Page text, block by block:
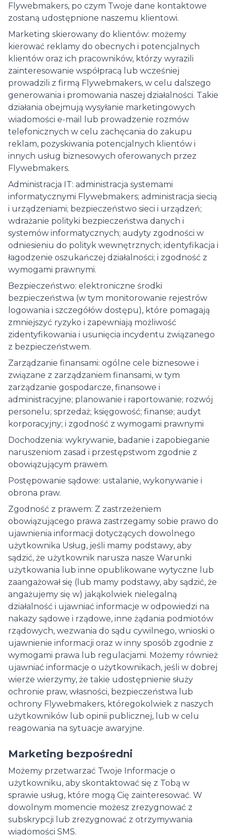
Flywebmakers, po czym Twoje dane kontaktowe
zostaną udostępnione naszemu klientowi.
Marketing skierowany do klientów: możemy
kierować reklamy do obecnych i potencjalnych
klientów oraz ich pracowników, którzy wyrazili
zainteresowanie współpracą lub wcześniej
prowadzili z firmą Flywebmakers, w celu dalszego
generowania i promowania naszej działalności. Takie
działania obejmują wysyłanie marketingowych
wiadomości e-mail lub prowadzenie rozmów
telefonicznych w celu zachęcania do zakupu
reklam, pozyskiwania potencjalnych klientów i
innych usług biznesowych oferowanych przez
Flywebmakers.
Administracja IT: administracja systemami
informatycznymi Flywebmakers; administracja siecią
i urządzeniami; bezpieczeństwo sieci i urządzeń;
wdrażanie polityki bezpieczeństwa danych i
systemów informatycznych; audyty zgodności w
odniesieniu do polityk wewnętrznych; identyfikacja i
łagodzenie oszukańczej działalności; i zgodność z
wymogami prawnymi.
Bezpieczeństwo: elektroniczne środki
bezpieczeństwa (w tym monitorowanie rejestrów
logowania i szczegółów dostępu), które pomagają
zmniejszyć ryzyko i zapewniają możliwość
zidentyfikowania i usunięcia incydentu związanego
z bezpieczeństwem.
Zarządzanie finansami: ogólne cele biznesowe i
związane z zarządzaniem finansami, w tym
zarządzanie gospodarcze, finansowe i
administracyjne; planowanie i raportowanie; rozwój
personelu; sprzedaż; księgowość; finanse; audyt
korporacyjny; i zgodność z wymogami prawnymi
Dochodzenia: wykrywanie, badanie i zapobieganie
naruszeniom zasad i przestępstwom zgodnie z
obowiązującym prawem.
Postępowanie sądowe: ustalanie, wykonywanie i
obrona praw.
Zgodność z prawem: Z zastrzeżeniem
obowiązującego prawa zastrzegamy sobie prawo do
ujawnienia informacji dotyczących dowolnego
użytkownika Usług, jeśli mamy podstawy, aby
sądzić, że użytkownik narusza nasze Warunki
użytkowania lub inne opublikowane wytyczne lub
zaangażował się (lub mamy podstawy, aby sądzić, że
angażujemy się w) jakąkolwiek nielegalną
działalność i ujawniać informacje w odpowiedzi na
nakazy sądowe i rządowe, inne żądania podmiotów
rządowych, wezwania do sądu cywilnego, wnioski o
ujawnienie informacji oraz w inny sposób zgodnie z
wymogami prawa lub regulacjami. Możemy również
ujawniać informacje o użytkownikach, jeśli w dobrej
wierze wierzymy, że takie udostępnienie służy
ochronie praw, własności, bezpieczeństwa lub
ochrony Flywebmakers, któregokolwiek z naszych
użytkowników lub opinii publicznej, lub w celu
reagowania na sytuacje awaryjne.
Marketing bezpośredni
Możemy przetwarzać Twoje Informacje o
użytkowniku, aby skontaktować się z Tobą w
sprawie usług, które mogą Cię zainteresować. W
dowolnym momencie możesz zrezygnować z
subskrypcji lub zrezygnować z otrzymywania
wiadomości SMS.